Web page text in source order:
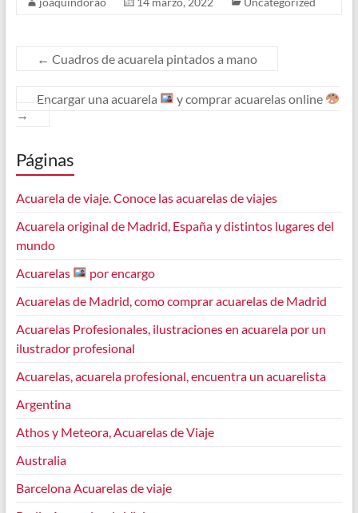
← Cuadros de acuarela pintados a mano
Encargar una acuarela
y comprar acuarelas online
→
Páginas
Acuarela de viaje. Conoce las acuarelas de viajes
Acuarela original de Madrid, España y distintos lugares del
mundo
Acuarelas
por encargo
Acuarelas de Madrid, como comprar acuarelas de Madrid
Acuarelas Profesionales, ilustraciones en acuarela por un
ilustrador profesional
Acuarelas, acuarela profesional, encuentra un acuarelista
Argentina
Athos y Meteora, Acuarelas de Viaje
Australia
Barcelona Acuarelas de viaje